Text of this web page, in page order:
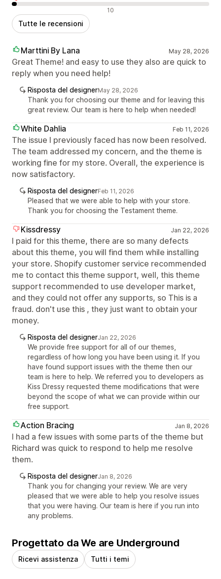
Recensioni negative 10
Tutte le recensioni
Marttini By Lana May 28, 2026
Great Theme! and easy to use they also are quick to
reply when you need help!
Risposta del designerMay 28, 2026
Thank you for choosing our theme and for leaving this
great review. Our team is here to help when needed!
White Dahlia Feb 11, 2026
The issue I previously faced has now been resolved.
The team addressed my concern, and the theme is
working fine for my store. Overall, the experience is
now satisfactory.
Risposta del designerFeb 11, 2026
Pleased that we were able to help with your store.
Thank you for choosing the Testament theme.
Kissdressy Jan 22, 2026
I paid for this theme, there are so many defects
about this theme, you will find them while installing
your store. Shopify customer service recommended
me to contact this theme support, well, this theme
support recommended to use developer market,
and they could not offer any supports, so This is a
fraud. don't use this , they just want to obtain your
money.
Risposta del designerJan 22, 2026
We provide free support for all of our themes,
regardless of how long you have been using it. If you
have found support issues with the theme then our
team is here to help. We referred you to developers as
Kiss Dressy requested theme modifications that were
beyond the scope of what we can provide within our
free support.
Action Bracing Jan 8, 2026
I had a few issues with some parts of the theme but
Richard was quick to respond to help me resolve
them.
Risposta del designerJan 8, 2026
Thank you for changing your review. We are very
pleased that we were able to help you resolve issues
that you were having. Our team is here if you run into
any problems.
Progettato da We are Underground
Ricevi assistenza Tutti i temi